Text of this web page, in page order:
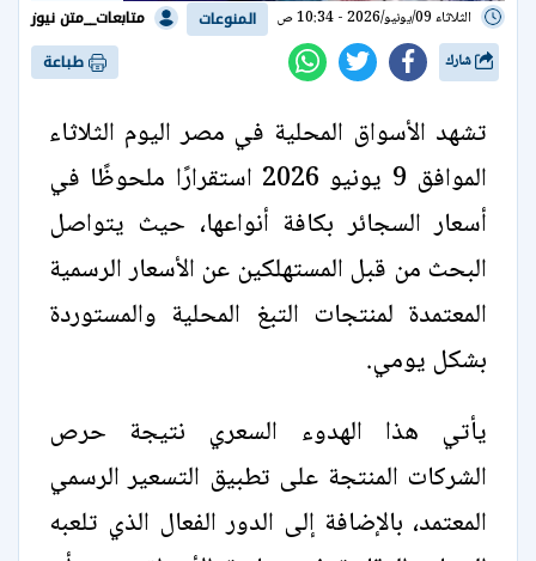
الثلاثاء 09/يونيو/2026 - 10:34 ص المنوعات متابعات__متن نيوز
طباعة
تشهد الأسواق المحلية في مصر اليوم الثلاثاء
الموافق 9 يونيو 2026 استقرارًا ملحوظًا في
أسعار السجائر بكافة أنواعها، حيث يتواصل
البحث من قبل المستهلكين عن الأسعار الرسمية
المعتمدة لمنتجات التبغ المحلية والمستوردة
بشكل يومي.
يأتي هذا الهدوء السعري نتيجة حرص
الشركات المنتجة على تطبيق التسعير الرسمي
المعتمد، بالإضافة إلى الدور الفعال الذي تلعبه